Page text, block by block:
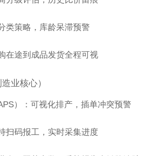
类策略，库龄呆滞预警
在途到成品发货全程可视
业核心）
）：可视化排产，插单冲突预警
扫码报工，实时采集进度